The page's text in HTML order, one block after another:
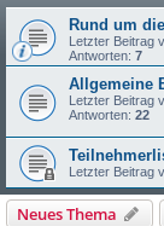
Rund um
Letzter Beitrag
Antworten: 7
Allgemeine
Letzter Beitrag
Antworten: 22
Letzter Beitrag
Neues Thema